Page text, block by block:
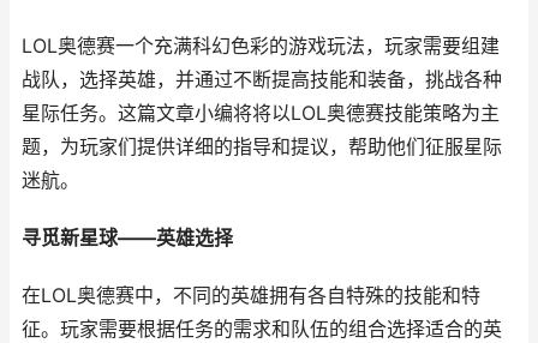
LOL奥德赛一个充满科幻色彩的游戏玩法，玩家需要组建
战队，选择英雄，并通过不断提高技能和装备，挑战各种
星际任务。这篇文章小编将将以LOL奥德赛技能策略为主
题，为玩家们提供详细的指导和提议，帮助他们征服星际
迷航。
寻觅新星球——英雄选择
在LOL奥德赛中，不同的英雄拥有各自特殊的技能和特
征。玩家需要根据任务的需求和队伍的组合选择适合的英